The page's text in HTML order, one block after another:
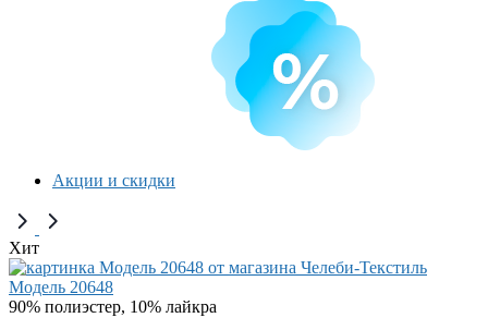
Акции и скидки
Хит
Модель 20648
90% полиэстер, 10% лайкра